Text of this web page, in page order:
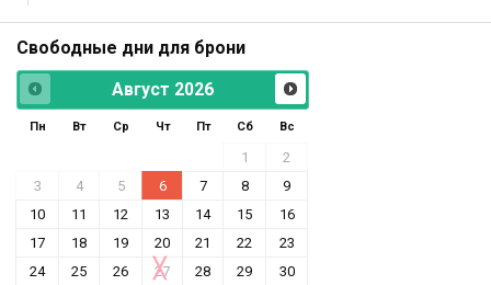
Свободные дни для брони
Август 2026
Пн Вт Ср Чт Пт Сб Вс
1
2
3
4 5 6 7 8
9
10
11 12 13 14 15
16
17
18 19 20 21 22
23
24
25 26 27 28 29
30